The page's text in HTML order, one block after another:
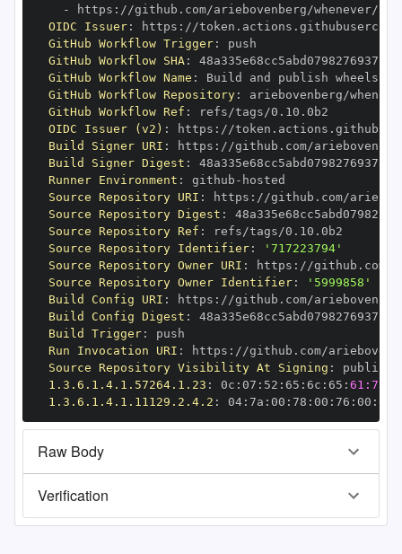
-
https :
OIDC Issuer: https :
GitHub Workflow Trigger:
GitHub Workflow SHA:
GitHub Workflow Name :
GitHub Workflow Repository:
GitHub Workflow Ref :
OIDC Issuer (v2) : https :
Build Signer URI : https :
Build Signer Digest :
Runner Environment : github -
Source Repository URI : https :
Source Repository Digest :
Source Repository Ref :
Source Repository Identifier:
'717223794'
Source Repository Owner URI : https :
Source Repository Owner Identifier:
'5999858'
Build Config URI : https :
Build Config Digest :
Build Trigger:
Run Invocation URI : https :
Source Repository Visibility At Signing :
1.3.6.1.4.1.57264.1.23 : 0c : 07 : 52 : 65 : 6c : 65 :
1.3.6.1.4.1.11129.2.4.2 : 04: 7a : 00 : 78 : 00 : 76 : 00 : dd
Raw Body
Verification